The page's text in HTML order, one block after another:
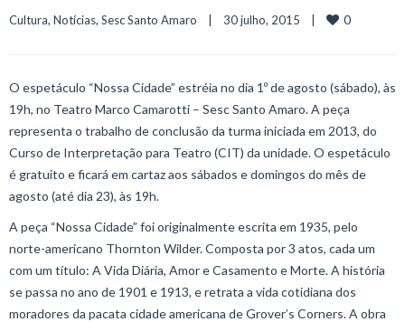
Cultura, Notícias, Sesc Santo Amaro
    |    30 julho, 2015    |
0
O espetáculo “Nossa Cidade” estréia no dia 1º de agosto (sábado), às
19h, no Teatro Marco Camarotti – Sesc Santo Amaro. A peça
representa o trabalho de conclusão da turma iniciada em 2013, do
Curso de Interpretação para Teatro (CIT) da unidade. O espetáculo
é gratuito e ficará em cartaz aos sábados e domingos do mês de
agosto (até dia 23), às 19h.
A peça “Nossa Cidade” foi originalmente escrita em 1935, pelo
norte-americano Thornton Wilder. Composta por 3 atos, cada um
com um título: A Vida Diária, Amor e Casamento e Morte. A história
se passa no ano de 1901 e 1913, e retrata a vida cotidiana dos
moradores da pacata cidade americana de Grover’s Corners. A obra